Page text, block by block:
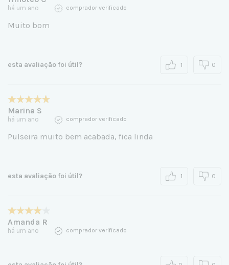
há um ano comprador verificado
Muito bom
esta avaliação foi útil? 1 0
Marina S
há um ano comprador verificado
Pulseira muito bem acabada, fica linda
esta avaliação foi útil? 1 0
Amanda R
há um ano comprador verificado